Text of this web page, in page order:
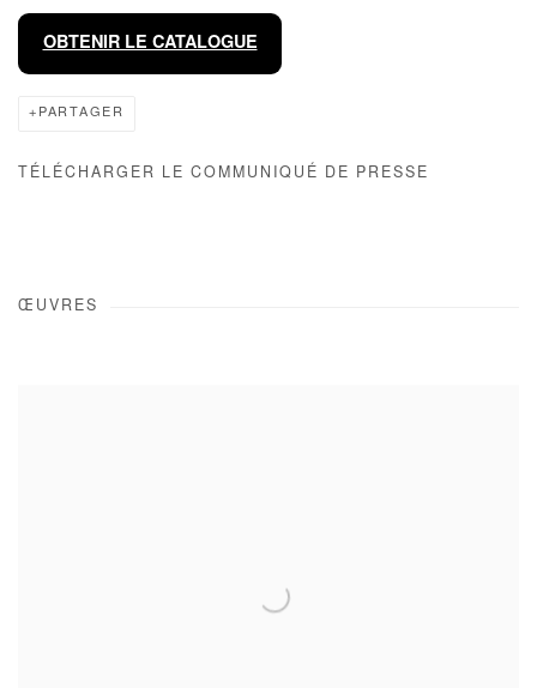
OBTENIR LE CATALOGUE
PARTAGER
TÉLÉCHARGER LE COMMUNIQUÉ DE PRESSE
ŒUVRES